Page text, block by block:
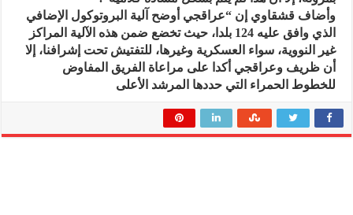
وأضاف قشقاوي إن “عراقجي أوضح آلية البروتوكول الإضافي
الذي وافق عليه 124 بلدا، حيث تخضع ضمن هذه الآلية المراكز
غير النووية، سواء العسكرية وغيرها، للتفتيش تحت إشرافنا، إلا
أن ظريف وعراقجي أكدا على مراعاة الفريق المفاوض
للخطوط الحمراء التي حددها المرشد الأعلى